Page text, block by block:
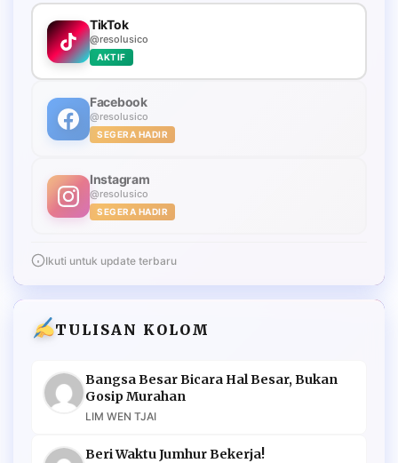
TikTok
@resolusico
AKTIF
Facebook
@resolusico
SEGERA HADIR
Instagram
@resolusico
SEGERA HADIR
Ikuti untuk update terbaru
TULISAN KOLOM
Bangsa Besar Bicara Hal Besar, Bukan
Gosip Murahan
LIM WEN TJAI
Beri Waktu Jumhur Bekerja!